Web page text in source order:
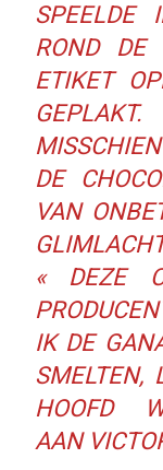
ROND DE
ETIKET
DE
VAN
« DEZE
IK DE
HOOFD
AAN